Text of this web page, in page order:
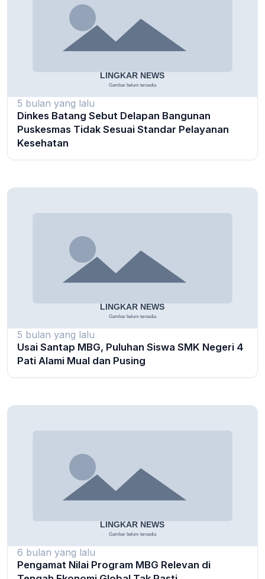
5 bulan yang lalu
Dinkes Batang Sebut Delapan Bangunan
Puskesmas Tidak Sesuai Standar Pelayanan
Kesehatan
5 bulan yang lalu
Usai Santap MBG, Puluhan Siswa SMK Negeri 4
Pati Alami Mual dan Pusing
6 bulan yang lalu
Pengamat Nilai Program MBG Relevan di